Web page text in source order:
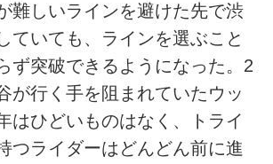
難しいラインを避けた先で渋
ていても、ラインを選ぶこと
ず突破できるようになった。2
が行く手を阻まれていたウッ
はひどいものはなく、トライ
つライダーはどんどん前に進